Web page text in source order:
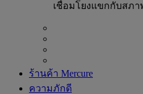
เชื่อมโยงแขกกับสภา
ร้านค้า Mercure
ความภักดี